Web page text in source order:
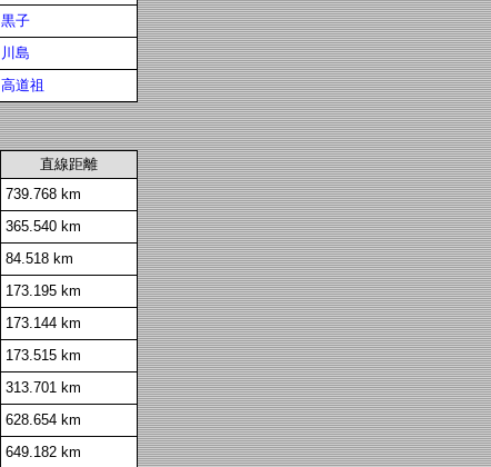
黒子
川島
高道祖
直線距離
739.768 km
365.540 km
84.518 km
173.195 km
173.144 km
173.515 km
313.701 km
628.654 km
649.182 km